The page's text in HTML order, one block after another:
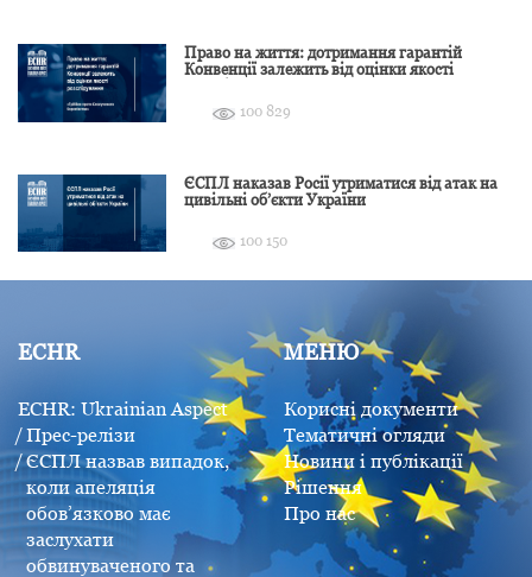
Право на життя: дотримання гарантій
Конвенції залежить від оцінки якості
100 829
ЄСПЛ наказав Росії утриматися від атак на
цивільні об’єкти України
100 150
ECHR
ECHR: Ukrainian Aspect
Прес-релізи
ЄСПЛ назвав випадок,
коли апеляція
обов’язково має
заслухати
обвинуваченого та
МЕНЮ
Корисні документи
Тематичні огляди
Новини і публікації
Рішення
Про нас